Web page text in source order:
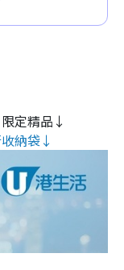
定精品↓
納袋↓